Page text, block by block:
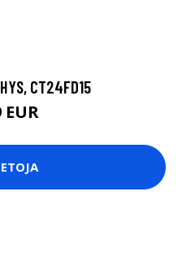
CT24FD15
EUR